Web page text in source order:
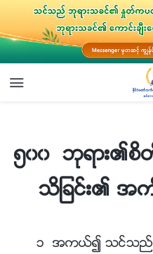
၅၀၀ ဘုရား၏
သိျခင္း၏
၁ အကယ္၍ သင္သည္